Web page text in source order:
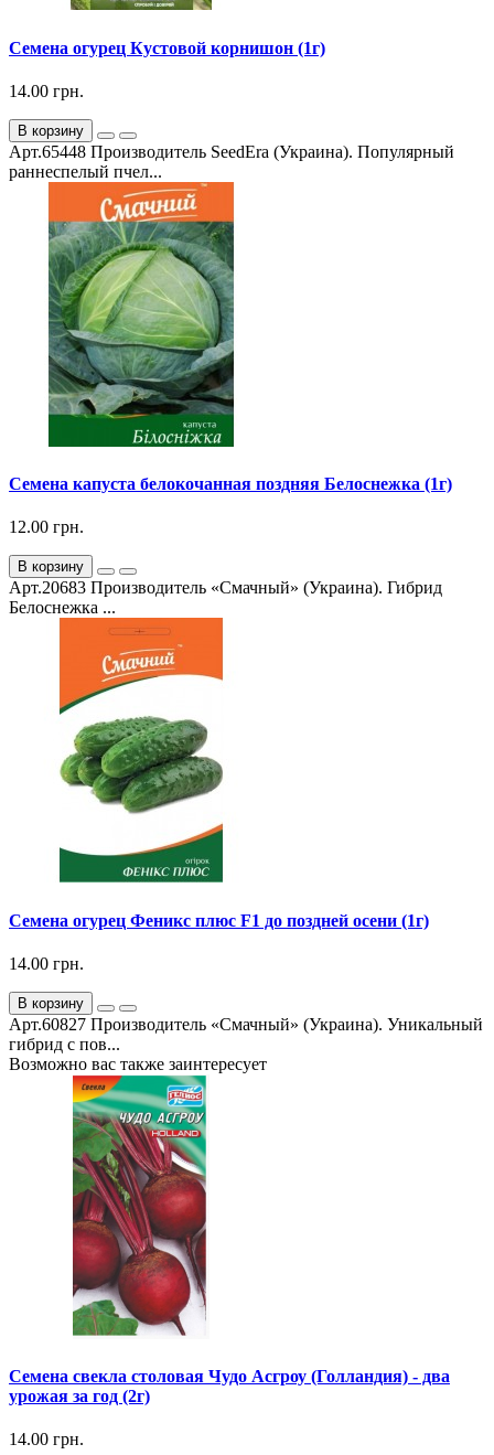
Семена огурец Кустовой корнишон (1г)
14.00 грн.
В корзину
Арт.65448 Производитель SeedEra (Украина). Популярный
раннеспелый пчел...
Семена капуста белокочанная поздняя Белоснежка (1г)
12.00 грн.
В корзину
Арт.20683 Производитель «Смачный» (Украина). Гибрид
Белоснежка ...
Семена огурец Феникс плюс F1 до поздней осени (1г)
14.00 грн.
В корзину
Арт.60827 Производитель «Смачный» (Украина). Уникальный
гибрид с пов...
Возможно вас также заинтересует
Семена свекла столовая Чудо Асгроу (Голландия) - два
урожая за год (2г)
14.00 грн.